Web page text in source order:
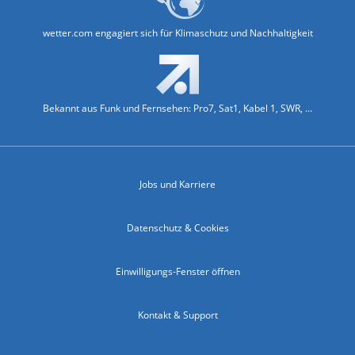
wetter.com engagiert sich für Klimaschutz und Nachhaltigkeit
Bekannt aus Funk und Fernsehen: Pro7, Sat1, Kabel 1, SWR, ...
Jobs und Karriere
Datenschutz & Cookies
Einwilligungs-Fenster öffnen
Kontakt & Support